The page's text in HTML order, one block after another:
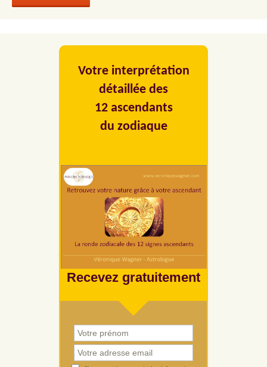
Votre interprétation
détaillée des
12 ascendants
du zodiaque
Recevez gratuitement